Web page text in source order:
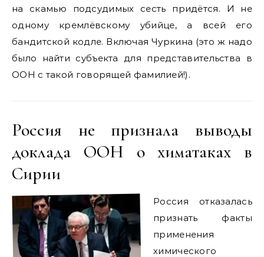
на скамью подсудимых сесть придётся. И не
одному кремлёвскому убийце, а всей его
бандитской кодле. Включая Чуркина (это ж надо
было найти субъекта для представительства в
ООН с такой говорящей фамилией!).
Россия не признала выводы
доклада ООН о химатаках в
Сирии
Россия отказалась
признать факты
применения
химического